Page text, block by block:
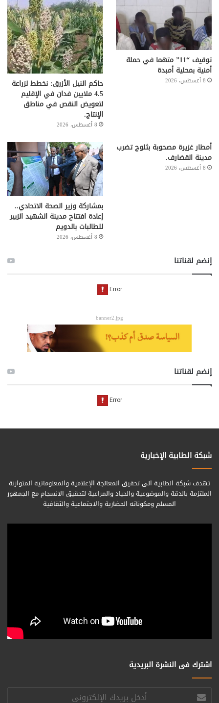
توقيف “11” متهما في حملة
أمنية بمحلية أمبدة
8 أغسطس، 2026 حاكم النيل الأزرق: نخطط لزراعة
4.5 ملايين فدان في الإقليم
لتعويض النقص في مناطق
الإنتاج.
8 أغسطس، 2026
أمطار غزيرة مصحوبة بثلوج تضرب
مدينة القضارف.
8 أغسطس، 2026
بمشاركة وزير الصحة الاتحادي..
إعادة افتتاح مدينة الشهيد الزبير
للطالبات بالدويم
8 أغسطس، 2026
إنضم لقناتنا
banner2.jpg
إنضم لقناتنا
شبكة الطابية الإخبارية
تهدف شبكة الطابية الى تحقيق المعالجة الإعلامية والمعلوماتية المتوازنة
الملتزمة بالدقة والموضوعية والحياد والمراعية لتحقيق الانسجام مع الجمهور
المسلم ومكوناته الحضارية والاجتماعية والثقافية
اشترك فى النشرة البريدية
أدخل